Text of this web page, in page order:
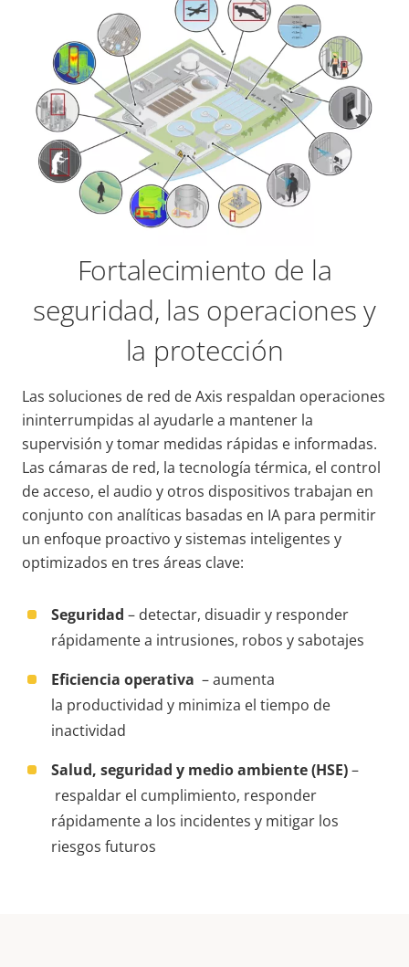
Fortalecimiento de la
seguridad, las operaciones y
la protección
Las soluciones de red de Axis respaldan operaciones
ininterrumpidas al ayudarle a mantener la
supervisión y tomar medidas rápidas e informadas.
Las cámaras de red, la tecnología térmica, el control
de acceso, el audio y otros dispositivos trabajan en
conjunto con analíticas basadas en IA para permitir
un enfoque proactivo y sistemas inteligentes y
optimizados en tres áreas clave:
Seguridad – detectar, disuadir y responder
rápidamente a intrusiones, robos y sabotajes
Eficiencia operativa – aumenta
la productividad y minimiza el tiempo de
inactividad
Salud, seguridad y medio ambiente (HSE)–
respaldar el cumplimiento, responder
rápidamente a los incidentes y mitigar los
riesgos futuros